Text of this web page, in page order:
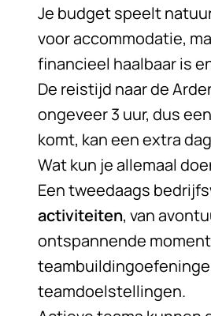
Je budget speelt
voor accommodatie,
financieel haalbaar is
De reistijd naar de
ongeveer 3 uur, dus
komt, kan een extra
Wat kun je allemaal
Een tweedaags
activiteiten, van
ontspannende
teamdoelstellingen.